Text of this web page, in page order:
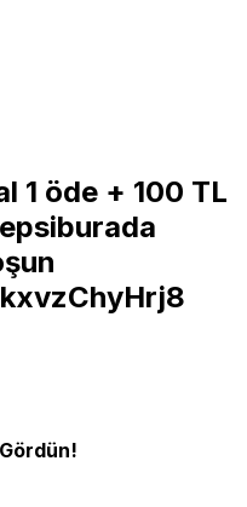
1 öde + 100 TL